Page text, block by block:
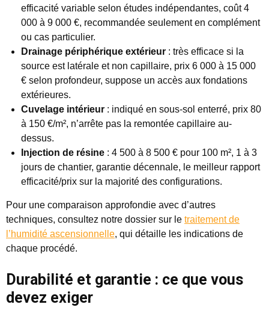
efficacité variable selon études indépendantes, coût 4
000 à 9 000 €, recommandée seulement en complément
ou cas particulier.
Drainage périphérique extérieur : très efficace si la
source est latérale et non capillaire, prix 6 000 à 15 000
€ selon profondeur, suppose un accès aux fondations
extérieures.
Cuvelage intérieur : indiqué en sous-sol enterré, prix 80
à 150 €/m², n’arrête pas la remontée capillaire au-
dessus.
Injection de résine : 4 500 à 8 500 € pour 100 m², 1 à 3
jours de chantier, garantie décennale, le meilleur rapport
efficacité/prix sur la majorité des configurations.
Pour une comparaison approfondie avec d’autres
techniques, consultez notre dossier sur le traitement de
l’humidité ascensionnelle, qui détaille les indications de
chaque procédé.
Durabilité et garantie : ce que vous
devez exiger